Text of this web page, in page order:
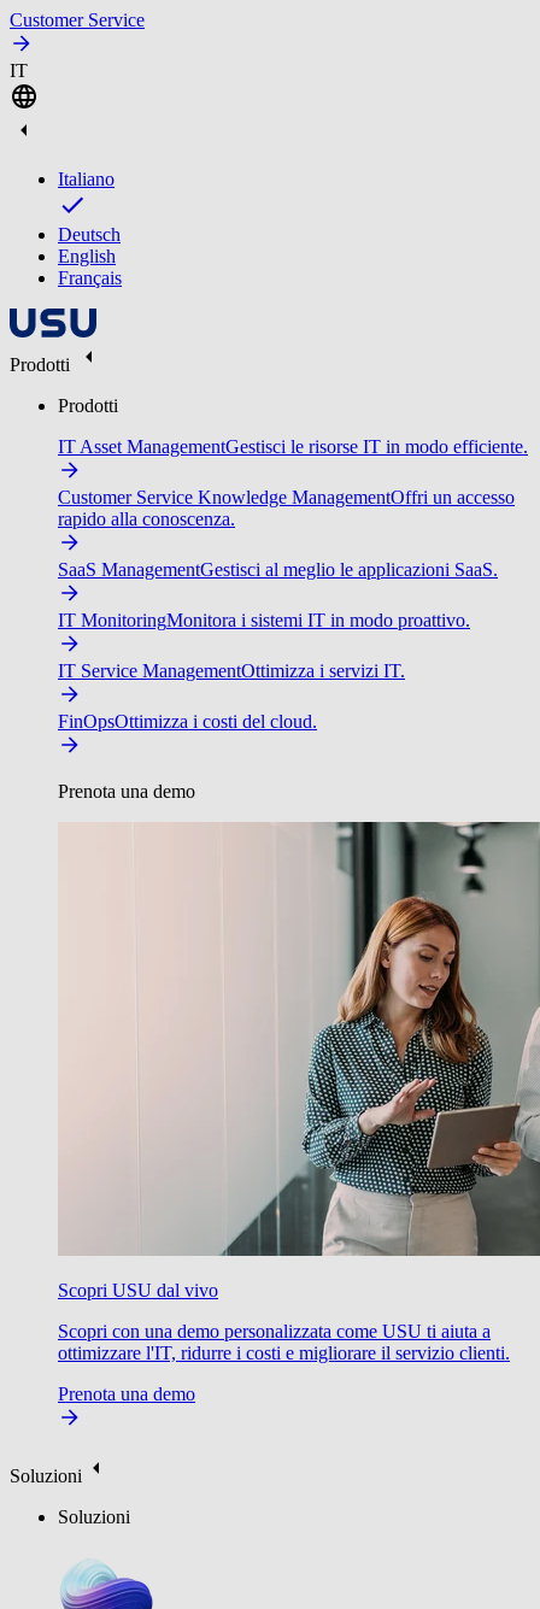
Customer Service
IT
Italiano
Deutsch
English
Français
Prodotti
Prodotti
IT Asset ManagementGestisci le risorse IT in modo efficiente.
Customer Service Knowledge ManagementOffri un accesso
rapido alla conoscenza.
SaaS ManagementGestisci al meglio le applicazioni SaaS.
IT MonitoringMonitora i sistemi IT in modo proattivo.
IT Service ManagementOttimizza i servizi IT.
FinOpsOttimizza i costi del cloud.
Prenota una demo
Scopri USU dal vivo
Scopri con una demo personalizzata come USU ti aiuta a
ottimizzare l'IT, ridurre i costi e migliorare il servizio clienti.
Prenota una demo
Soluzioni
Soluzioni